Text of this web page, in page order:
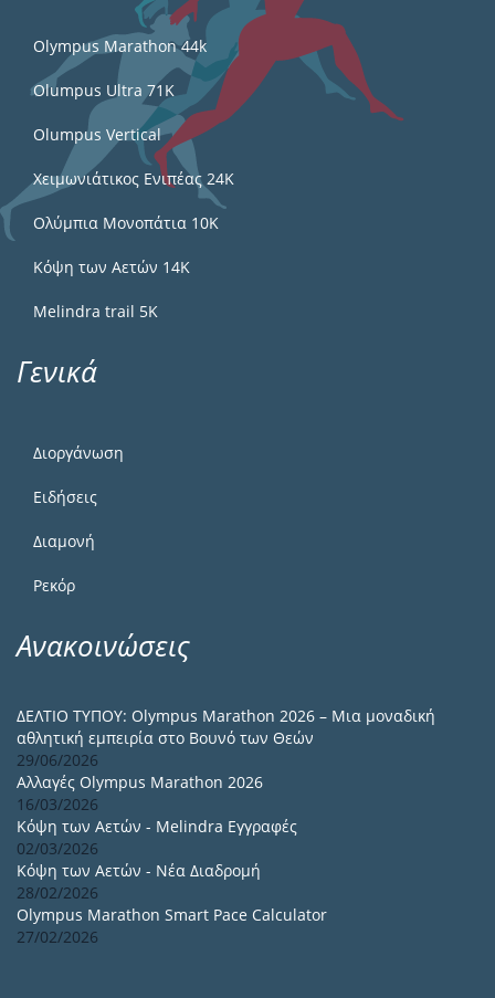
Olympus Marathon 44k
Olumpus Ultra 71K
Olumpus Vertical
Χειμωνιάτικος Ενιπέας 24Κ
Ολύμπια Μονοπάτια 10Κ
Κόψη των Αετών 14Κ
Melindra trail 5Κ
Γενικά
Διοργάνωση
Ειδήσεις
Διαμονή
Ρεκόρ
Ανακοινώσεις
ΔΕΛΤΙΟ ΤΥΠΟΥ: Olympus Marathon 2026 – Μια μοναδική
αθλητική εμπειρία στο Βουνό των Θεών
29/06/2026
Αλλαγές Olympus Marathon 2026
16/03/2026
Κόψη των Αετών - Melindra Εγγραφές
02/03/2026
Κόψη των Αετών - Νέα Διαδρομή
28/02/2026
Olympus Marathon Smart Pace Calculator
27/02/2026